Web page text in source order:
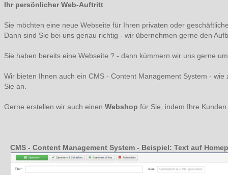
Ihr persönlicher Web-Auftritt
Sie möchten eine neue Webseite für Ihren privaten oder
Dann sind Sie bei uns genau richtig - wir übernehmen gerne den
Sie haben bereits eine Webseite ? - dann kümmern wir uns gerne
Wir bieten Ihnen auch ein CMS - Content Management System -
Sie an.
Gerne erstellen wir auch einen Webshop für Sie, indem Ihre
CMS - Content Management System - Beispiel: Text auf